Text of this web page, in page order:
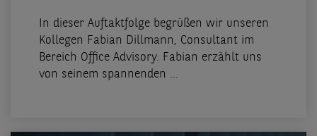
In dieser Auftaktfolge begrüßen wir unseren
Kollegen Fabian Dillmann, Consultant im
Bereich Office Advisory. Fabian erzählt uns
von seinem spannenden ...